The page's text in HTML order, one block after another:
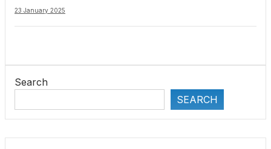
23 January 2025
Search
SEARCH